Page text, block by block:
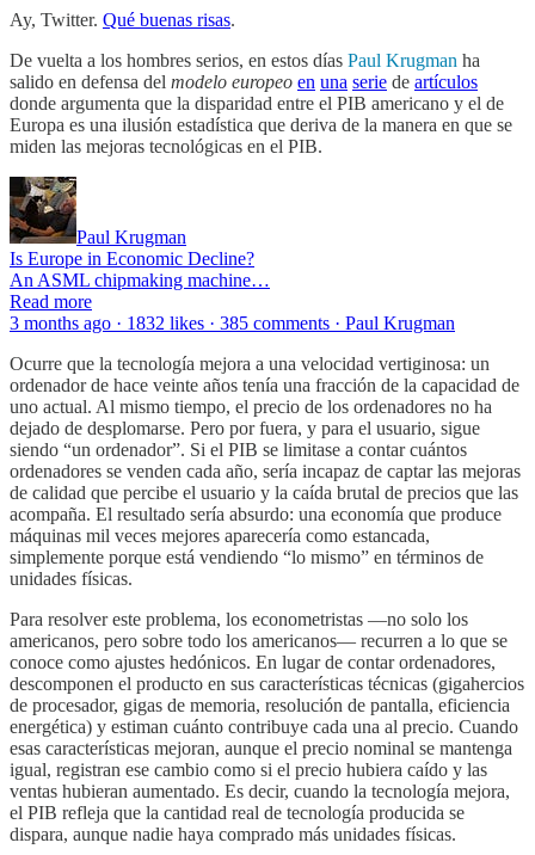
Ay, Twitter. Qué buenas risas.
De vuelta a los hombres serios, en estos días Paul Krugman ha
salido en defensa del modelo europeo en una serie de artículos
donde argumenta que la disparidad entre el PIB americano y el de
Europa es una ilusión estadística que deriva de la manera en que se
miden las mejoras tecnológicas en el PIB.
Paul Krugman
Is Europe in Economic Decline?
An ASML chipmaking machine…
Read more
3 months ago · 1832 likes · 385 comments · Paul Krugman
Ocurre que la tecnología mejora a una velocidad vertiginosa: un
ordenador de hace veinte años tenía una fracción de la capacidad de
uno actual. Al mismo tiempo, el precio de los ordenadores no ha
dejado de desplomarse. Pero por fuera, y para el usuario, sigue
siendo “un ordenador”. Si el PIB se limitase a contar cuántos
ordenadores se venden cada año, sería incapaz de captar las mejoras
de calidad que percibe el usuario y la caída brutal de precios que las
acompaña. El resultado sería absurdo: una economía que produce
máquinas mil veces mejores aparecería como estancada,
simplemente porque está vendiendo “lo mismo” en términos de
unidades físicas.
Para resolver este problema, los econometristas —no solo los
americanos, pero sobre todo los americanos— recurren a lo que se
conoce como ajustes hedónicos. En lugar de contar ordenadores,
descomponen el producto en sus características técnicas (gigahercios
de procesador, gigas de memoria, resolución de pantalla, eficiencia
energética) y estiman cuánto contribuye cada una al precio. Cuando
esas características mejoran, aunque el precio nominal se mantenga
igual, registran ese cambio como si el precio hubiera caído y las
ventas hubieran aumentado. Es decir, cuando la tecnología mejora,
el PIB refleja que la cantidad real de tecnología producida se
dispara, aunque nadie haya comprado más unidades físicas.